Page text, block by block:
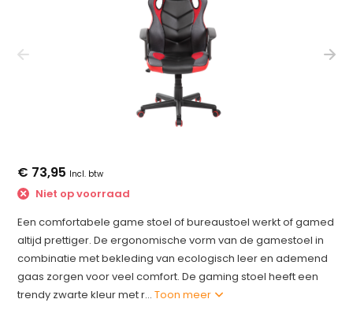
€ 73,95 Incl. btw
Niet op voorraad
Een comfortabele game stoel of bureaustoel werkt of gamed
altijd prettiger. De ergonomische vorm van de gamestoel in
combinatie met bekleding van ecologisch leer en ademend
gaas zorgen voor veel comfort. De gaming stoel heeft een
trendy zwarte kleur met r...Toon meer